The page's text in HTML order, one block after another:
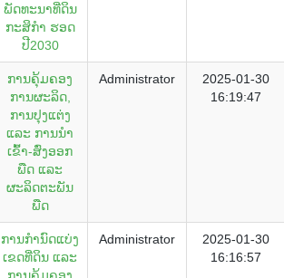
ພັດທະນາທີ່ດິນ
ກະສິກຳ ຮອດ
ປີ2030
ການຄຸ້ມຄອງ
ການຜະລິດ,
ການປຸງແຕ່ງ
ແລະ ການນຳ
ເຂົ້າ-ສົ່ງອອກ
ພືດ ແລະ
ຜະລິດຕະພັນ
ພືດ
Administrator
2025-01-30
16:19:47
ການກຳນົດແບ່ງ
ເຂດທີ່ດິນ ແລະ
ການຄ້ມຄອງ
Administrator
2025-01-30
16:16:57